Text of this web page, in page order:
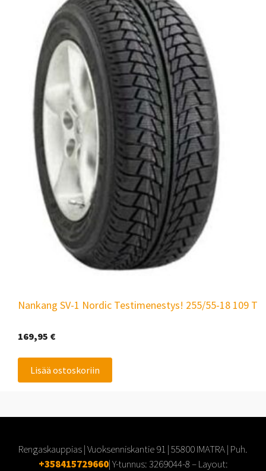
Nankang SV-1 Nordic Testimenestys! 255/55-18 109 T
169,95 €
Lisää ostoskoriin
Rengaskauppias | Vuoksenniskantie 91 | 55800 IMATRA | Puh.
+358415729660| Y-tunnus:3269044-8– Layout: